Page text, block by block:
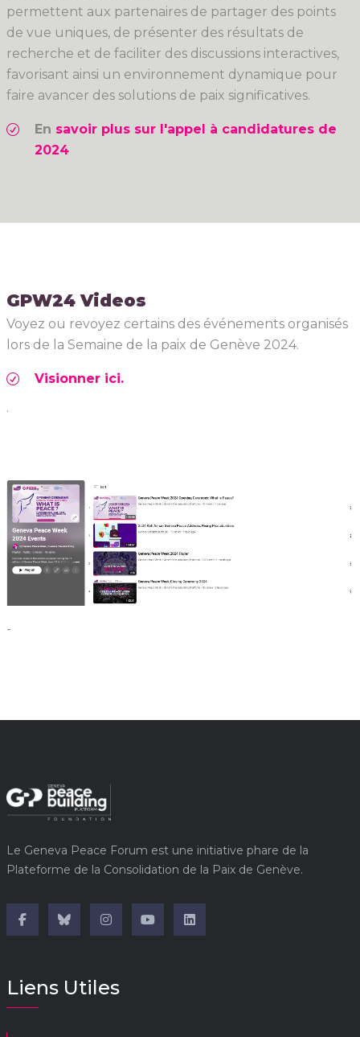
permettent aux partenaires de partager des points
de vue uniques, de présenter des résultats de
recherche et de faciliter des discussions interactives,
favorisant ainsi un environnement dynamique pour
faire avancer des solutions de paix significatives.
En savoir plus sur l'appel à candidatures de
2024
GPW24 Videos
Voyez ou revoyez certains des événements organisés
lors de la Semaine de la paix de Genève 2024.
Visionner ici.
.
-
Le Geneva Peace Forum est une initiative phare de la
Plateforme de la Consolidation de la Paix de Genève.
Liens Utiles